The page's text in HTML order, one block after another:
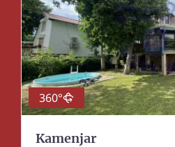
360°
Kamenjar